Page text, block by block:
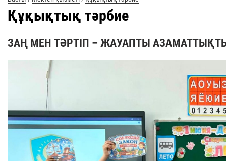
Құқықтық тәрбие
ЗАҢ МЕН ТӘРТІП – ЖАУАПТЫ